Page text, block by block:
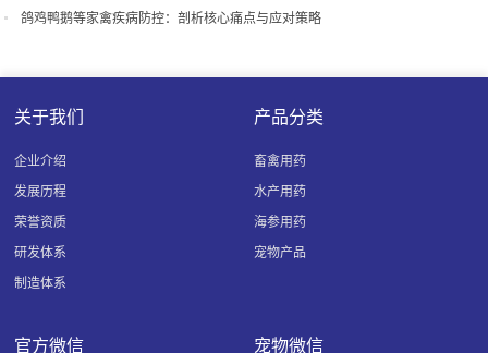
鸽鸡鸭鹅等家禽疾病防控：剖析核心痛点与应对策略
关于我们
企业介绍
发展历程
荣誉资质
研发体系
制造体系
产品分类
畜禽用药
水产用药
海参用药
宠物产品
官方微信 宠物微信